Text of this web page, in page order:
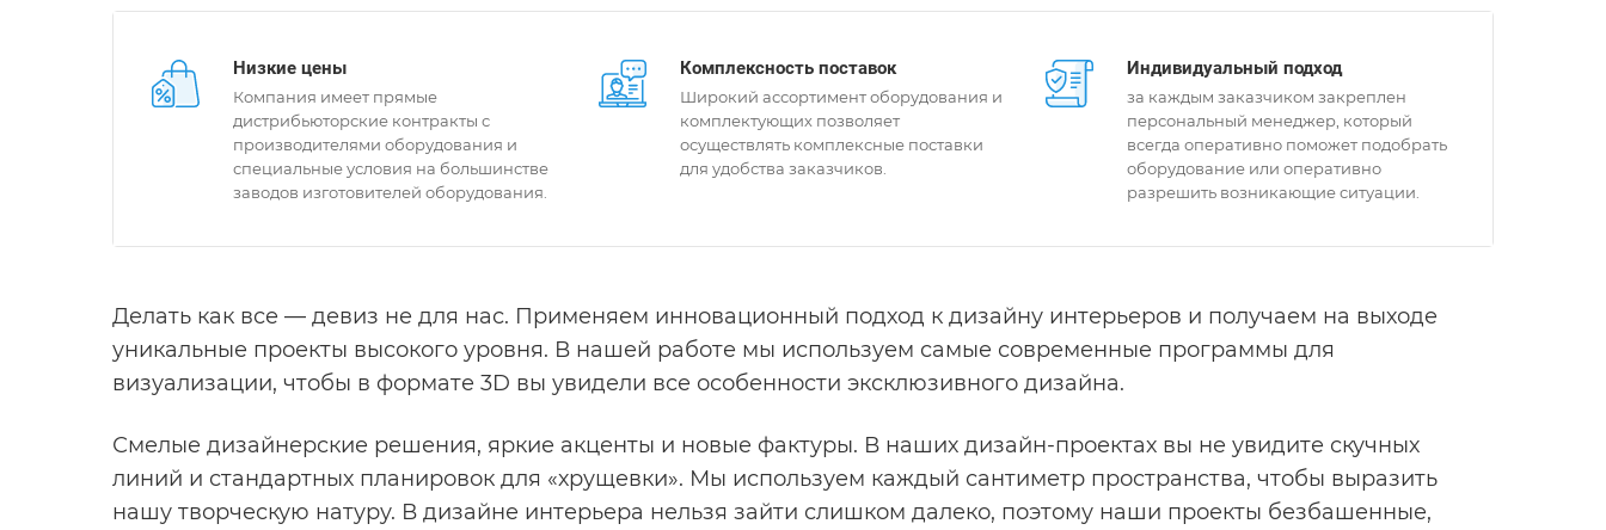
Низкие цены
Компания имеет прямые
дистрибьюторские контракты с
производителями оборудования и
специальные условия на большинстве
заводов изготовителей оборудования.
Комплексность поставок
Широкий ассортимент оборудования и
комплектующих позволяет
осуществлять комплексные поставки
для удобства заказчиков.
Индивидуальный подход
за каждым заказчиком закреплен
персональный менеджер, который
всегда оперативно поможет подобрать
оборудование или оперативно
разрешить возникающие ситуации.
Делать как все — девиз не для нас. Применяем инновационный подход к дизайну интерьеров и получаем на выходе
уникальные проекты высокого уровня. В нашей работе мы используем самые современные программы для
визуализации, чтобы в формате 3D вы увидели все особенности эксклюзивного дизайна.
Смелые дизайнерские решения, яркие акценты и новые фактуры. В наших дизайн-проектах вы не увидите скучных
линий и стандартных планировок для «хрущевки». Мы используем каждый сантиметр пространства, чтобы выразить
нашу творческую натуру. В дизайне интерьера нельзя зайти слишком далеко, поэтому наши проекты безбашенные,